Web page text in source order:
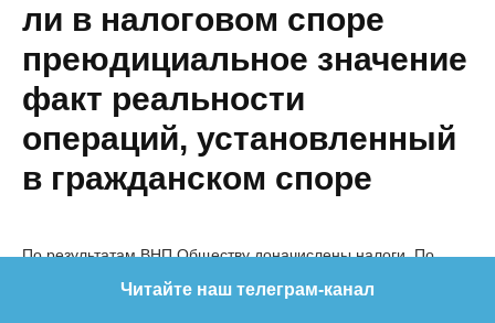
Читайте наш телеграм-канал
ли в налоговом споре
преюдициальное значение
факт реальности
операций, установленный
в гражданском споре
По результатам ВНП Обществу доначислены налоги. По
по НДС и расходы по налогу на прибыль по
ООО «Интана СиАрЭс Такс»
© 2002–2026
Контакты
Карта сайта